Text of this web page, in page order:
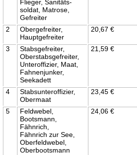
Flieger, Sanitäts-
soldat, Matrose,
Gefreiter
2
Obergefreiter,
Hauptgefreiter
20,67 €
3
Stabsgefreiter,
Oberstabsgefreiter,
Unteroffizier, Maat,
Fahnenjunker,
Seekadett
21,59 €
4
Stabsunteroffizier,
Obermaat
23,45 €
5
Feldwebel,
Bootsmann,
Fähnrich,
Fähnrich zur See,
Oberfeldwebel,
Oberbootsmann
24,06 €